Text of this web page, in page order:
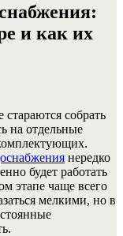
и как их
собрать
на отдельные
нередко
будет работать
этапе чаще всего
мелкими, но в